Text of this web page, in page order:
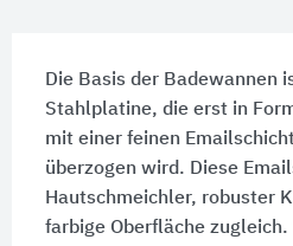
Die Basis der Badewannen
Stahlplatine, die erst in
mit einer feinen
überzogen wird. Diese
Hautschmeichler, robuster
farbige Oberfläche